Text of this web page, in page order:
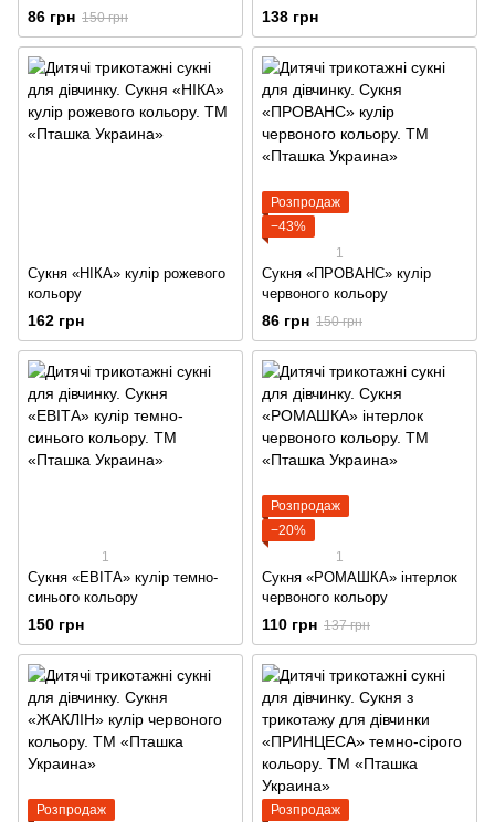
86 грн 150 грн
кольору
138 грн
Сукня «НІКА» кулір рожевого
кольору
162 грн
Розпродаж
−43%
1
Сукня «ПРОВАНС» кулір
червоного кольору
86 грн 150 грн
1
Сукня «ЕВІТА» кулір темно-
синього кольору
150 грн
Розпродаж
−20%
1
Сукня «РОМАШКА» інтерлок
червоного кольору
110 грн 137 грн
Розпродаж
Розпродаж